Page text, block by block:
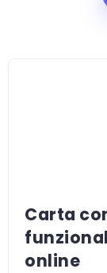
Carta
online